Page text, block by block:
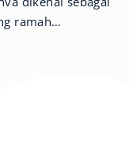
ramah